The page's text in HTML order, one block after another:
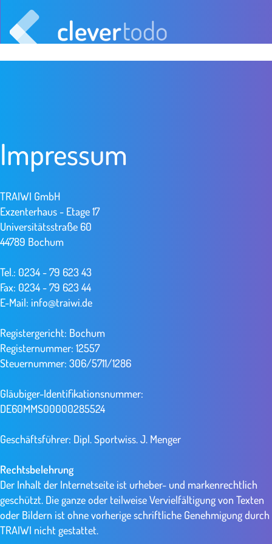
Impressum
TRAIWI GmbH
Exzenterhaus - Etage 17
Universitätsstraße 60
44789 Bochum
Tel.: 0234 - 79 623 43
Fax: 0234 - 79 623 44
E-Mail: info@traiwi.de
Registergericht: Bochum
Registernummer: 12557
Steuernummer: 306/5711/1286
Gläubiger-Identifikationsnummer:
DE60MMS00000285524
Geschäftsführer: Dipl. Sportwiss. J. Menger
Rechtsbelehrung
Der Inhalt der Internetseite ist urheber- und markenrechtlich
geschützt. Die ganze oder teilweise Vervielfältigung von Texten
oder Bildern ist ohne vorherige schriftliche Genehmigung durch
TRAIWI nicht gestattet.